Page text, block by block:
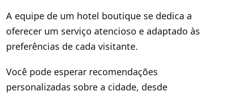
A equipe de um hotel boutique se dedica a
oferecer um serviço atencioso e adaptado às
preferências de cada visitante.
Você pode esperar recomendações
personalizadas sobre a cidade, desde